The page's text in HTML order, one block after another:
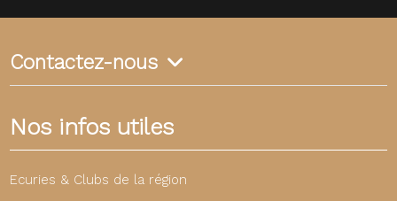
Contactez-nous
Nos infos utiles
Ecuries & Clubs de la région